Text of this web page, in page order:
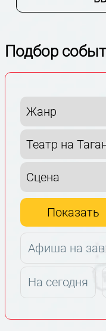
Подбор
Показать
Афиша на
На сегодня